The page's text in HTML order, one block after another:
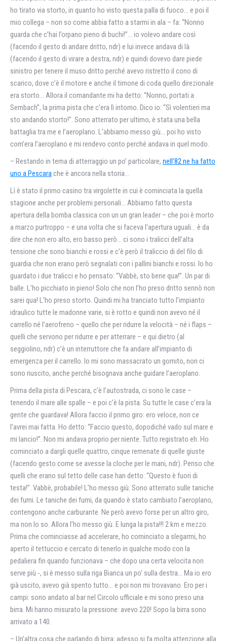
ho tirato via storto, in quanto ho visto questa palla di fuoco… e poi il
mio collega – non so come abbia fatto a starmi in ala – fa: “Nonno
guarda che c’hai l’orpano pieno di buchi!”… io volevo andare così
(facendo il gesto di andare dritto, ndr) e lui invece andava di là
(facendo il gesto di virare a destra, ndr) e quindi dovevo dare piede
sinistro per tenere il muso dritto perché avevo ristretto il cono di
scarico, dove c’è il motore e anche il timone di coda quello direzionale
era storto… Allora il comandante mi ha detto: “Nonno, portati a
Sembach”, la prima pista che c’era lì intorno. Dico io: “Sì volentieri ma
sto andando storto!”. Sono atterrato per ultimo, è stata una bella
battaglia tra me e l’aeroplano. L’abbiamo messo giù… poi ho visto
com’era l’aeroplano e mi rendevo conto perché andava in quel modo.
– Restando in tema di atterraggio un po’ particolare, nell’82 ne ha fatto
uno a Pescarache è ancora nella storia…
Lì è stato il primo casino tra virgolette in cui è cominciata la quella
stagione anche per problemi personali… Abbiamo fatto questa
apertura della bomba classica con un un gran leader – che poi è morto
a marzo purtroppo – e una volta che si faceva l’apertura uguali… è da
dire che non ero alto, ero basso però… ci sono i tralicci dell’alta
tensione che sono bianchi e rossi e c’è però il traliccio di del filo di
guardia che non erano però segnalati con i pallini bianchi e rossi. Io ho
guardato i due tralicci e ho pensato: “Vabbè, sto bene qua!”. Un par di
balle. L’ho picchiato in pieno! Solo che non l’ho preso dritto sennò non
sarei qua! L’ho preso storto. Quindi mi ha tranciato tutto l’impianto
idraulico tutte le madonne varie, si è rotto e quindi non avevo né il
carrello né l’aerofreno – quello che per ridurre la velocità – né i flaps –
quelli che servono per ridurre e per atterrare – e qui dietro (al
seggiolino, ndr) c’è un interruttore che fa andare all’impianto di
emergenza per il carrello. Io mi sono massacrato un gomito, non ci
sono riuscito, anche perché bisognava anche guidare l’aeroplano.
Prima della pista di Pescara, c’è l’autostrada, ci sono le case –
tenendo il mare alle spalle – e poi c’è la pista. Su tutte le case c’era la
gente che guardava! Allora faccio il primo giro: ero veloce, non ce
l’avrei mai fatta. Ho detto: “Faccio questo, dopodiché vado sul mare e
mi lancio!”. Non mi andava proprio per niente. Tutto registrato eh. Ho
cominciato a dargli quelle quattro, cinque remenate di quelle giuste
(facendo gesto come se avesse la cloche per le mani, ndr). Penso che
quelli che erano sul tetto delle case han detto: “Questo è fuori di
testa!”. Vabbè, probabile! L’ho messo giù. Sono atterrato sulle taniche
dei fumi. Le taniche dei fumi, da quando è stato cambiato l’aeroplano,
contengono anche carburante. Ne però avevo forse per un altro giro,
ma non lo so. Allora l’ho messo giù. E lunga la pista!!! 2 km e mezzo.
Prima che cominciasse ad accelerare, ho cominciato a slegarmi, ho
aperto il tettuccio e cercato di tenerlo in qualche modo con la
pedaliera fin quando funzionava – che dopo una certa velocita non
serve più -, si è messo sulla riga Bianca un po’ sulla destra… Ma io ero
già uscito, avevo già spento tutto… e poi non mi trovavano. Ero per i
campi: sono andato al bar nel Circolo ufficiale e mi sono preso una
birra. Mi hanno misurato la pressione: avevo 220! Sopo la birra sono
arrivato a 140.
– Un’altra cosa che parlando di birra: adesso si fa molta attenzione alla